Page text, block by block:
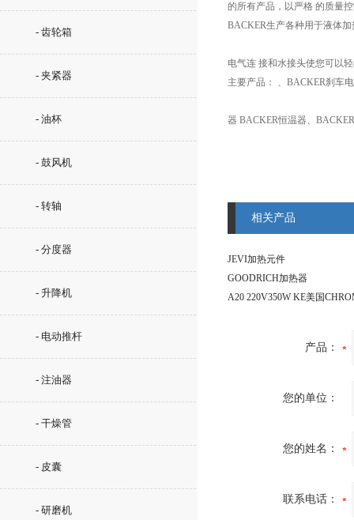
- 齿轮箱
- 夹紧器
- 油杯
- 鼓风机
- 转轴
- 分度器
- 升降机
- 电动推杆
- 注油器
- 干燥管
- 皮囊
- 研磨机
的所有产品，以严格 的质量
BACKER生产各种用于液体
电气连 接和水接头使您可以
主要产品： 、BACKER刹车
器 BACKER恒温器、
相关产品
JEVI加热元件
GOODRICH加热器
产品：
您的单位：
您的姓名：
联系电话：